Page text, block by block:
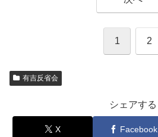
1 2
有吉反省会
シェアする
X Facebook